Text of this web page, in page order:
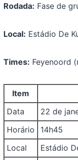
Rodada: Fase de
Local: Estádio De
Times: Feyenoord
Item
Data
22 de
Horário
14h45
Local
Estádio